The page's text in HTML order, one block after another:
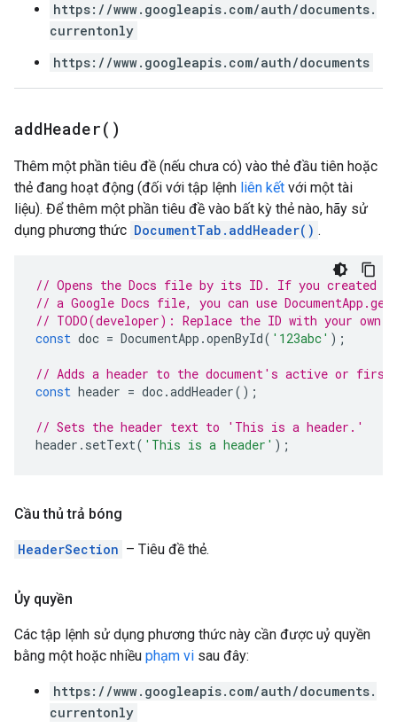
https://www.googleapis.com/auth/documents.
currentonly
https://www.googleapis.com/auth/documents
addHeader( )
Thêm một phần tiêu đề (nếu chưa có) vào thẻ đầu tiên hoặc
thẻ đang hoạt động (đối với tập lệnh liên kết với một tài
liệu). Để thêm một phần tiêu đề vào bất kỳ thẻ nào, hãy sử
dụng phương thức DocumentTab.addHeader() .
// Opens the Docs file by its ID. If you created
// a Google Docs file, you can use
// TODO(developer): Replace the ID with your own.
const doc = DocumentApp .openById( '123abc' );
// Adds a header to the document's active or
const header = doc.addHeader();
// Sets the header text to 'This is a header.'
header . setText( 'This is a header' );
Cầu thủ trả bóng
HeaderSection – Tiêu đề thẻ.
Ủy quyền
Các tập lệnh sử dụng phương thức này cần được uỷ quyền
bằng một hoặc nhiều phạm vi sau đây:
https://www.googleapis.com/auth/documents.
currentonly